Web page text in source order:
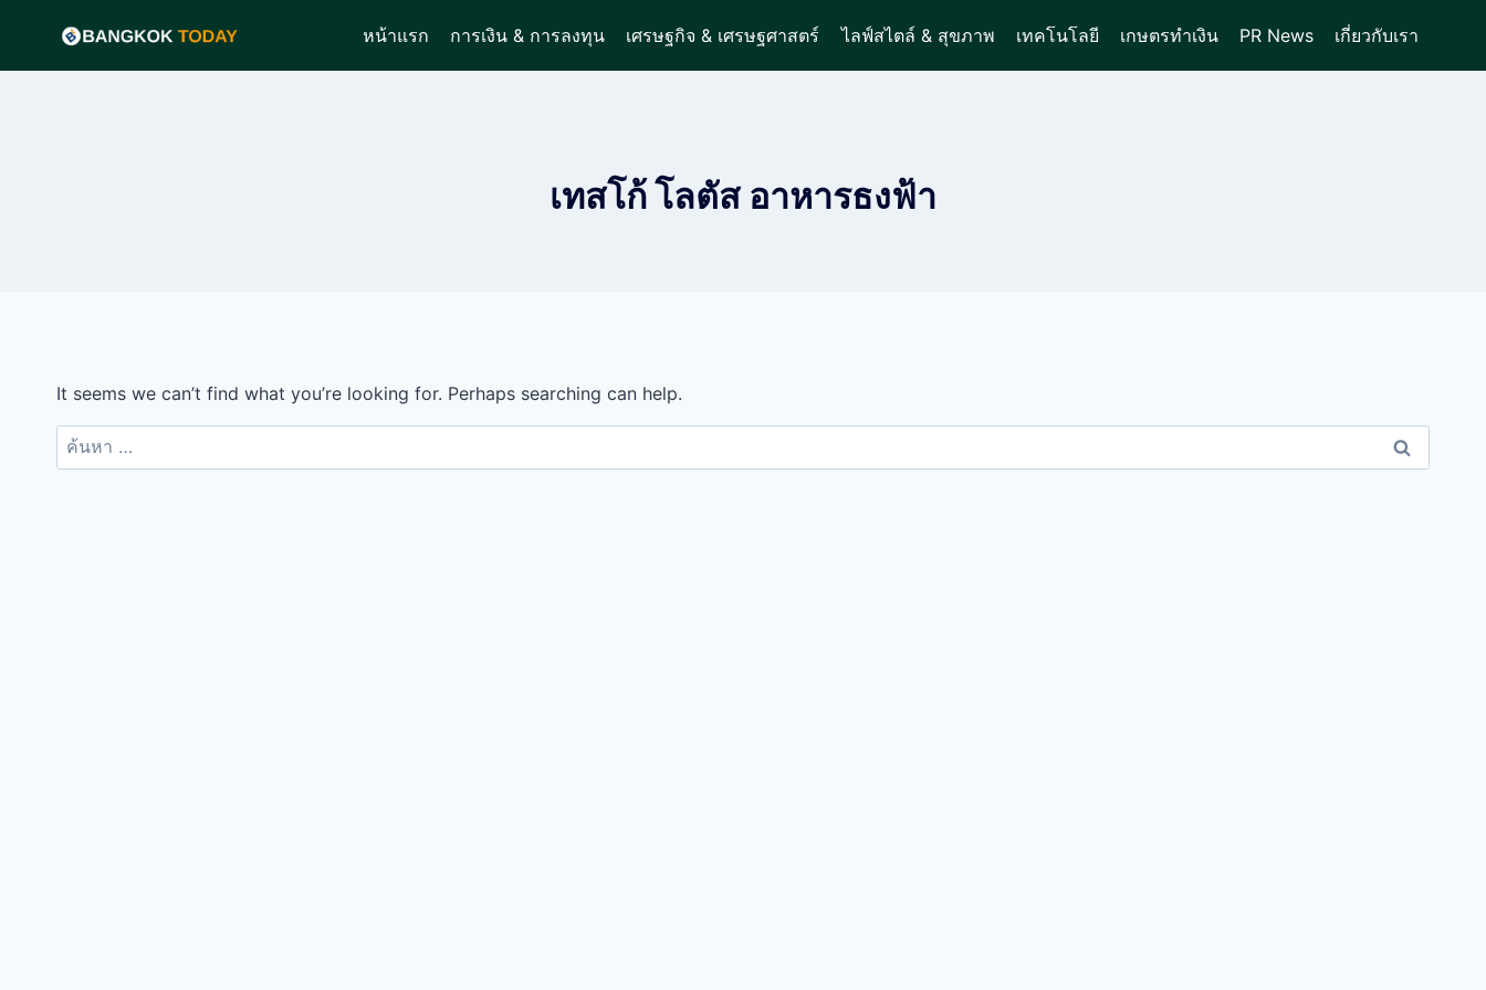
content
หน้าแรก การเงิน & การลงทุน เศรษฐกิจ & เศรษฐศาสตร์ ไลฟ์สไตล์ & สุขภาพ เทคโนโลยี เกษตรทำเงิน PR News เกี่ยวกับเรา
เทสโก้ โลตัส อาหารธงฟ้า
It seems we can’t find what you’re looking for. Perhaps searching can help.
ค้นหา
สำหรับ: